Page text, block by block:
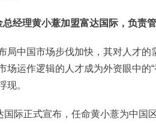
总经理黄小薏加盟富达国际，负责
局中国市场步伐加快，其对人才
场运作逻辑的人才成为外资眼中的
现。
国际正式宣布，任命黄小薏为中国